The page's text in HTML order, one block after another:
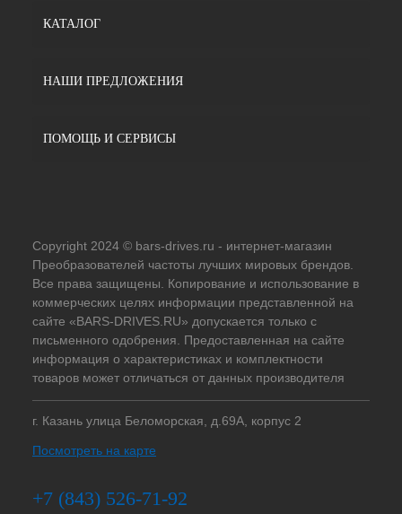
КАТАЛОГ
НАШИ ПРЕДЛОЖЕНИЯ
ПОМОЩЬ И СЕРВИСЫ
Copyright 2024 © bars-drives.ru - интернет-магазин
Преобразователей частоты лучших мировых брендов.
Все права защищены. Копирование и использование в
коммерческих целях информации представленной на
сайте «BARS-DRIVES.RU» допускается только с
письменного одобрения. Предоставленная на сайте
информация о характеристиках и комплектности
товаров может отличаться от данных производителя
г. Казань улица Беломорская, д.69А, корпус 2
Посмотреть на карте
+7 (843) 526-71-92